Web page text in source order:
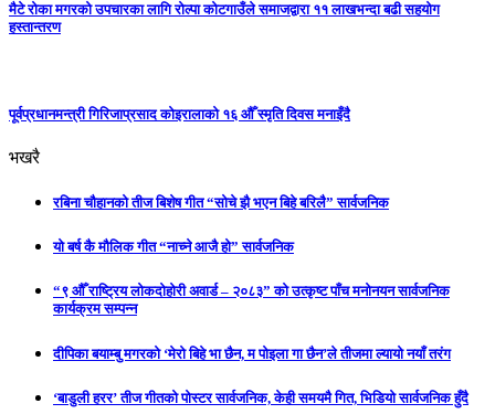
मैटे रोका मगरको उपचारका लागि रोल्पा कोटगाउँले समाजद्वारा ११ लाखभन्दा बढी सहयोग
हस्तान्तरण
पूर्वप्रधानमन्त्री गिरिजाप्रसाद कोइरालाको १६ औँ स्मृति दिवस मनाइँदै
भखरै
रबिना चौहानको तीज बिशेष गीत “सोचे झै भएन बिहे बरिलै” सार्वजनिक
यो बर्ष कै मौलिक गीत “नाच्ने आजै हो” सार्वजनिक
“९ औँ राष्ट्रिय लोकदोहोरी अवार्ड – २०८३” को उत्कृष्ट पाँच मनोनयन सार्वजनिक
कार्यक्रम सम्पन्न
दीपिका बयाम्बु मगरको ‘मेरो बिहे भा छैन, म पोइला गा छैन’ले तीजमा ल्यायो नयाँ तरंग
‘बाडुली हरर’ तीज गीतको पोस्टर सार्वजनिक, केही समयमै गित, भिडियो सार्वजनिक हुँदै